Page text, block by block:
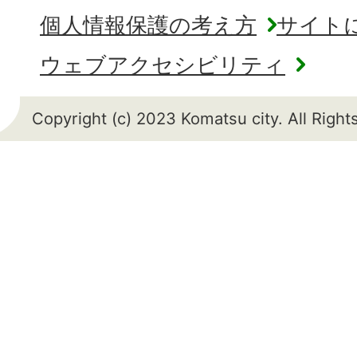
個人情報保護の考え方
サイト
ウェブアクセシビリティ
Copyright (c) 2023 Komatsu city. All